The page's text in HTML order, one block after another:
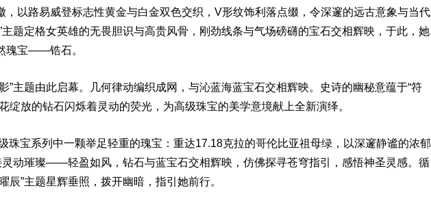
，以路易威登标志性黄金与白金双色交织，V形纹饰利落点缀，令深邃的远古意象与当代
主题定格女英雄的无畏胆识与高贵风骨，刚劲线条与气场磅礴的宝石交相辉映，于此，她
瑰宝——锆石。
”主题由此启幕。几何律动编织成网，与沁蓝海蓝宝石交相辉映。史诗的幽秘意蕴于“符
放的钻石闪烁着灵动的荧光，为高级珠宝的美学意境献上全新演绎。
珠宝系列中一颗举足轻重的瑰宝：重达17.18克拉的哥伦比亚祖母绿，以深邃静谧的浓郁
灵动璀璨——轻盈如风，钻石与蓝宝石交相辉映，仿佛探寻苍穹指引，感悟神圣灵感。循
辰”主题星辉垂照，拨开幽暗，指引她前行。